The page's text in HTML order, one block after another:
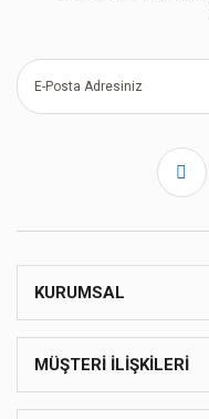
KURUMSAL
MÜŞTERİ İLİŞKİLERİ